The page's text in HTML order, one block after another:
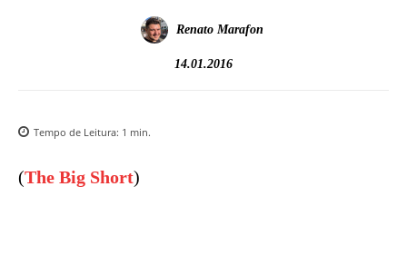
Renato Marafon
14.01.2016
Tempo de Leitura: 1 min.
(The Big Short)